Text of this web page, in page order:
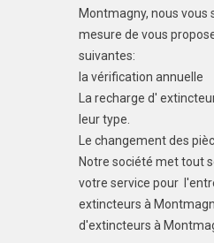
Montmagny, nous vous
mesure de vous
suivantes:
la vérification annuelle
La recharge d'
leur type.
Le changement des
Notre société met tout
votre service pour
extincteurs à
d'extincteurs à